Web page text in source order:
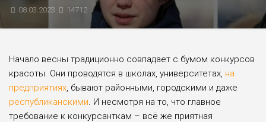
08.03.2023 14712
Начало весны традиционно совпадает с бумом конкурсов
красоты. Они проводятся в школах, университетах, на
предприятиях, бывают районными, городскими и даже
республиканскими. И несмотря на то, что главное
требование к конкурсанткам – всё же приятная